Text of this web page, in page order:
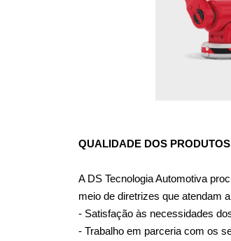
QUALIDADE DOS
A DS Tecnologia Automotiva
meio de diretrizes que atendam
- Satisfação às necessidades
- Trabalho em parceria com os